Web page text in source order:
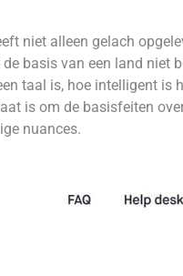
niet alleen gelach
basis van een land niet
taal is, hoe intelligent is
is om de basisfeiten
nuances.